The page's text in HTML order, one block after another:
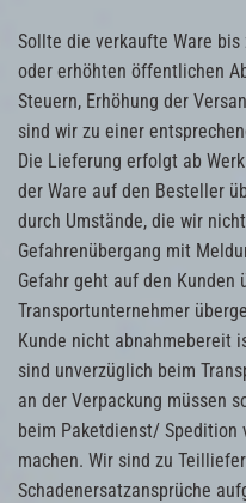
Sollte die verkaufte Ware
oder erhöhten öffentlichen
Steuern, Erhöhung der
sind wir zu einer
Die Lieferung erfolgt ab
der Ware auf den Besteller
durch Umstände, die wir
Gefahrenübergang mit
Gefahr geht auf den Kunden
Transportunternehmer
Kunde nicht abnahmebereit
sind unverzüglich beim
an der Verpackung müssen
beim Paketdienst/ Spedition
machen. Wir sind zu
Schadenersatzansprüche